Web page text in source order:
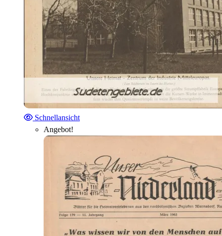
Schnellansicht
Angebot!